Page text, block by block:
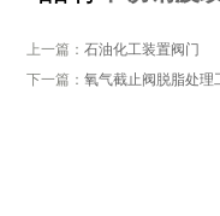
上一篇： 石油化工装置阀门
下一篇： 氧气截止阀脱脂处理